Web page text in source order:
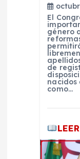
El
género
de
nacidos
como…